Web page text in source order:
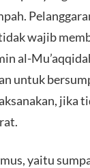
wajib
al-
untuk
jika
yaitu